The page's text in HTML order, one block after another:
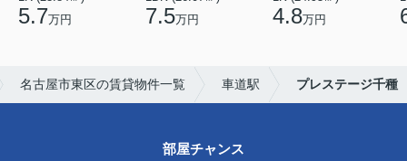
5.7万円 7.5万円 4.8万円
名古屋市東区の賃貸物件一覧 車道駅 プレステージ千種
部屋チャンス